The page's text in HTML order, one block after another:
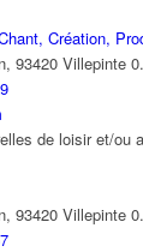
Création,
93420 Villepinte
de loisir et/
93420 Villepinte